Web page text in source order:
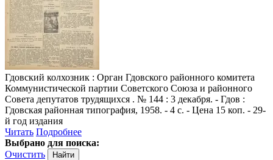
Гдовский колхозник : Орган Гдовского районного комитета
Коммунистической партии Советского Союза и районного
Совета депутатов трудящихся . № 144 : 3 декабря. - Гдов :
Гдовская районная типография, 1958. - 4 с. - Цена 15 коп. - 29-
й год издания
Читать Подробнее
Выбрано для поиска:
Очистить